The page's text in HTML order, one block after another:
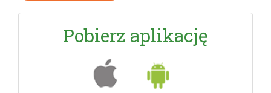
Pobierz aplikację